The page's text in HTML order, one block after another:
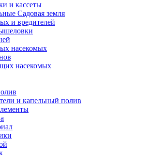
и кассеты
Садовая земля
и вредителей
насекомых
насекомых
и капельный полив